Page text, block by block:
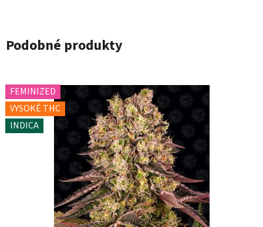
Podobné produkty
FEMINIZED
VYSOKÉ THC
INDICA